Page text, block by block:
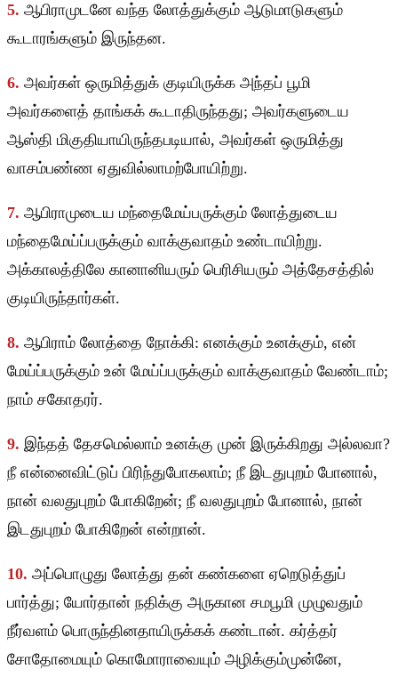
5. ஆபிராமுடனே வந்த லோத்துக்கும் ஆடுமாடுகளும்
கூடாரங்களும் இருந்தன.
6. அவர்கள் ஒருமித்துக் குடியிருக்க அந்தப் பூமி
அவர்களைத் தாங்கக் கூடாதிருந்தது; அவர்களுடைய
ஆஸ்தி மிகுதியாயிருந்தபடியால், அவர்கள் ஒருமித்து
வாசம்பண்ண ஏதுவில்லாமற்போயிற்று.
7. ஆபிராமுடைய மந்தைமேய்பருக்கும் லோத்துடைய
மந்தைமேய்ப்பருக்கும் வாக்குவாதம் உண்டாயிற்று.
அக்காலத்திலே கானானியரும் பெரிசியரும் அத்தேசத்தில்
குடியிருந்தார்கள்.
8. ஆபிராம் லோத்தை நோக்கி: எனக்கும் உனக்கும், என்
மேய்ப்பருக்கும் உன் மேய்ப்பருக்கும் வாக்குவாதம் வேண்டாம்;
நாம் சகோதரர்.
9. இந்தத் தேசமெல்லாம் உனக்கு முன் இருக்கிறது அல்லவா?
நீ என்னைவிட்டுப் பிரிந்துபோகலாம்; நீ இடதுபுறம் போனால்,
நான் வலதுபுறம் போகிறேன்; நீ வலதுபுறம் போனால், நான்
இடதுபுறம் போகிறேன் என்றான்.
10. அப்பொழுது லோத்து தன் கண்களை ஏறெடுத்துப்
பார்த்து; யோர்தான் நதிக்கு அருகான சமபூமி முழுவதும்
நீர்வளம் பொருந்தினதாயிருக்கக் கண்டான். கர்த்தர்
சோதோமையும் கொமோராவையும் அழிக்கும்முன்னே,